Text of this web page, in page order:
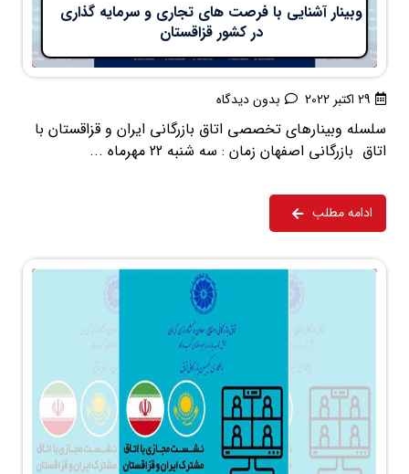
وبینار آشنایی با فرصت های تجاری و سرمایه گذاری
در کشور قزاقستان
29 اکتبر 2022 بدون دیدگاه
سلسله وبینارهای تخصصی اتاق بازرگانی ایران و قزاقستان با
اتاق بازرگانی اصفهان زمان : سه شنبه 22 مهرماه ...
ادامه مطلب